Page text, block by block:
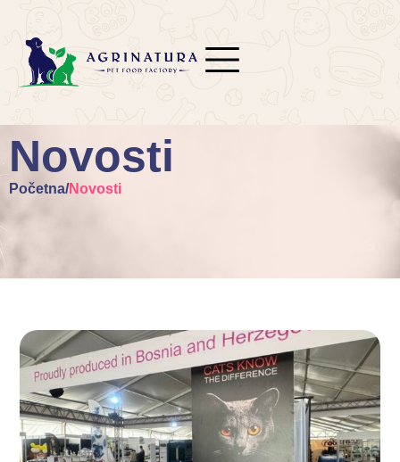
Novosti
Početna/Novosti